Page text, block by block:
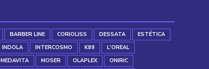
BARBER LINE CORIOLISS DESSATA
ESTÉTICA
INDOLA INTERCOSMO K89
L'OREAL
MEDAVITA MOSER OLAPLEX
ONIRIC